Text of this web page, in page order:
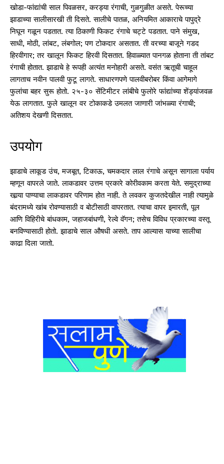
खोडा-फांद्यांची साल पिवळसर, करड्या रंगाची, गुळगुळीत असते. पेरूच्या
झाडाच्या सालीसारखी ती दिसते. सालीचे पातळ, अनियमित आकाराचे पापुद्रे
निघून गळून पडतात. त्या ठिकाणी फिकट रंगाचे चट्टे पडतात. पाने संमुख,
साधी, मोठी, लांबट, लंबगोल; पण टोकदार असतात. ती वरच्या बाजूने गडद
हिरवीगार; तर खालून फिकट हिरवी दिसतात. हिवाळ्यात पानगळ होताना ती तांबट
रंगाची होतात. झाडाचे हे रूपही अत्यंत मनोहारी असते. वसंत ऋतूची चाहूल
लागताच नवीन पालवी फुटू लागते. साधारणपणे पालवीबरोबर किंवा आगेमागे
फुलांचा बहर सुरू होतो. २५-३० सेंटिमीटर लांबीचे फुलोरे फांद्यांच्या शेंड्यांजवळ
येऊ लागतात. फुले खालून वर टोकाकडे उमलत जाणारी जांभळ्या रंगाची;
अतिशय देखणी दिसतात.
उपयोग
झाडाचे लाकूड उंच, मजबूत, टिकाऊ, चमकदार लाल रंगाचे असून सागाला पर्याय
म्हणून वापरले जाते. लाकडावर उत्तम प्रकारे कोरीवकाम करता येते. समुद्राच्या
खार्‍या पाण्याचा लाकडावर परिणाम होत नाही. ते लवकर कुजतदेखील नाही त्यामुळे
बंदरामध्ये खांब रोवण्यासाठी व बोटीसाठी वापरतात. त्याचा वापर इमारती, पूल
आणि विहिरीचे बांधकाम, जहाजबांधणी, रेल्वे वॅगन; तसेच विविध प्रकारच्या वस्तू
बनविण्यासाठी होतो. झाडाचे साल औषधी असते. ताप आल्यास याच्या सालीचा
काढा दिला जातो.